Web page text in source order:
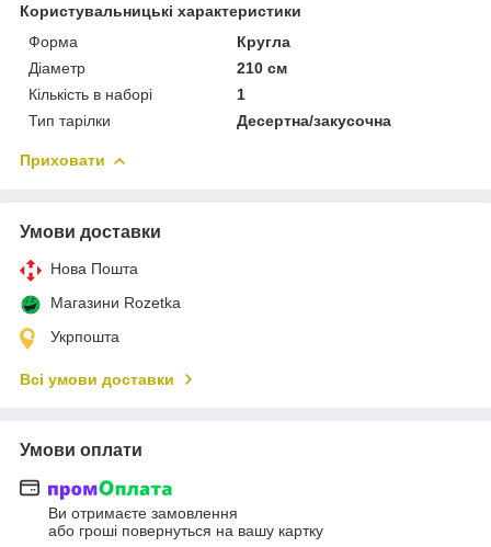
Користувальницькі характеристики
Форма
Кругла
Діаметр
210 см
Кількість в наборі
1
Тип тарілки
Десертна/закусочна
Приховати
Умови доставки
Нова Пошта
Магазини Rozetka
Укрпошта
Всі умови доставки
Умови оплати
Ви отримаєте замовлення
або гроші повернуться на вашу картку